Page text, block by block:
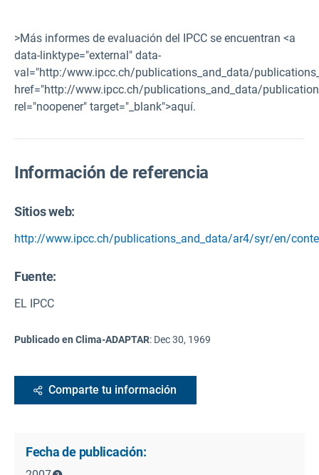
>Más informes de evaluación del IPCC se encuentran <a
data-linktype="external" data-
val="http:/www.ipcc.ch/publications_and_data/
href="http://www.ipcc.ch/publications_and_data/
rel="noopener" target="_blank">aquí.
Información de referencia
Sitios web:
http://www.ipcc.ch/publications_and_data/ar4/syr/en/
Fuente:
EL IPCC
Publicado en Clima-ADAPTAR: Dec 30, 1969
Comparte tu información
Fecha de publicación: